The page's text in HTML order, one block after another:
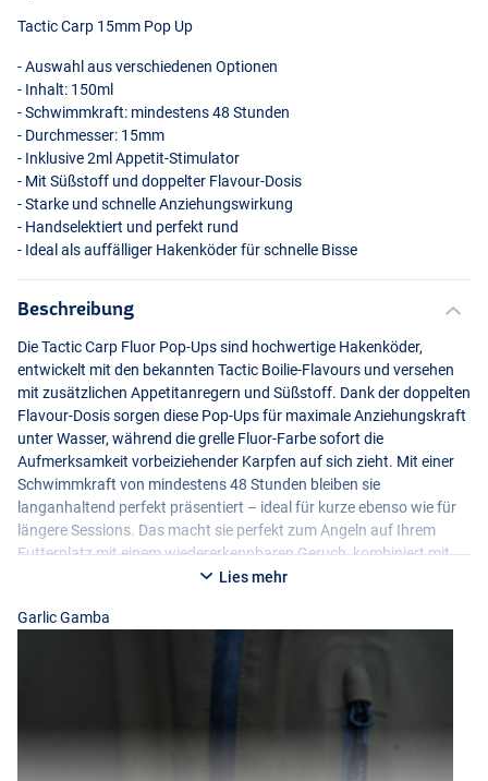
Creamy Custard
Tactic Carp 15mm Pop Up
- Auswahl aus verschiedenen Optionen
- Inhalt: 150ml
- Schwimmkraft: mindestens 48 Stunden
- Durchmesser: 15mm
- Inklusive 2ml Appetit-Stimulator
- Mit Süßstoff und doppelter Flavour-Dosis
- Starke und schnelle Anziehungswirkung
- Handselektiert und perfekt rund
- Ideal als auffälliger Hakenköder für schnelle Bisse
Beschreibung
Die Tactic Carp Fluor Pop-Ups sind hochwertige Hakenköder,
entwickelt mit den bekannten Tactic Boilie-Flavours und versehen
mit zusätzlichen Appetitanregern und Süßstoff. Dank der doppelten
Flavour-Dosis sorgen diese Pop-Ups für maximale Anziehungskraft
unter Wasser, während die grelle Fluor-Farbe sofort die
Aufmerksamkeit vorbeiziehender Karpfen auf sich zieht. Mit einer
Schwimmkraft von mindestens 48 Stunden bleiben sie
langanhaltend perfekt präsentiert – ideal für kurze ebenso wie für
längere Sessions. Das macht sie perfekt zum Angeln auf Ihrem
Futterplatz mit einem wiedererkennbaren Geruch, kombiniert mit
einem besonders auffälligen Hakenköder für schnelle Bisse. Die
konstante und zuverlässige Präsentation sorgt. Darüber hinaus
Lies mehr
Garlic Gamba